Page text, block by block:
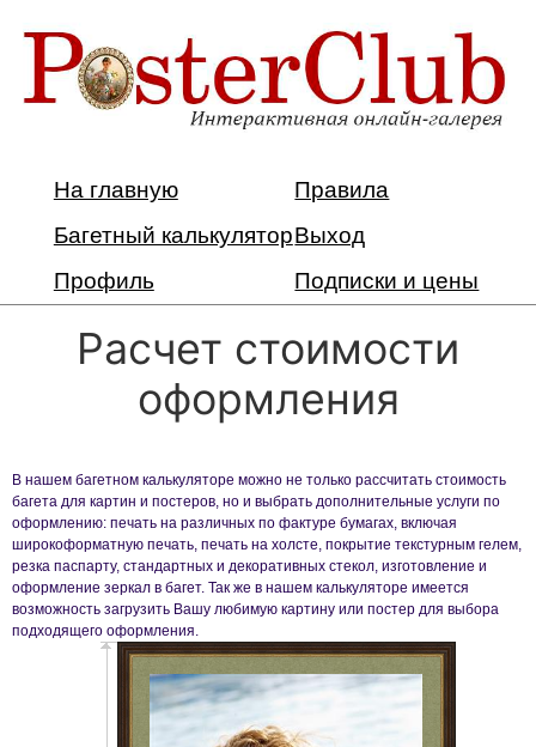
На главную
Правила
Багетный калькуляторВыход
Профиль
Подписки и цены
Расчет стоимости
оформления
В нашем багетном калькуляторе можно не только рассчитать стоимость
багета для картин и постеров, но и выбрать дополнительные услуги по
оформлению: печать на различных по фактуре бумагах, включая
широкоформатную печать, печать на холсте, покрытие текстурным гелем,
резка паспарту, стандартных и декоративных стекол, изготовление и
оформление зеркал в багет. Так же в нашем калькуляторе имеется
возможность загрузить Вашу любимую картину или постер для выбора
подходящего оформления.